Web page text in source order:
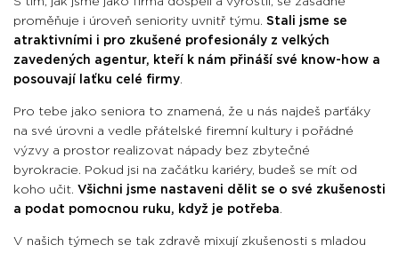
proměňuje i úroveň seniority uvnitř týmu. Stali jsme se
atraktivními i pro zkušené profesionály z velkých
zavedených agentur, kteří k nám přináší své know-how a
posouvají laťku celé firmy.
Pro tebe jako seniora to znamená, že u nás najdeš parťáky
na své úrovni a vedle přátelské firemní kultury i pořádné
výzvy a prostor realizovat nápady bez zbytečné
byrokracie. Pokud jsi na začátku kariéry, budeš se mít od
koho učit. Všichni jsme nastaveni dělit se o své zkušenosti
a podat pomocnou ruku, když je potřeba.
V našich týmech se tak zdravě mixují zkušenosti s mladou